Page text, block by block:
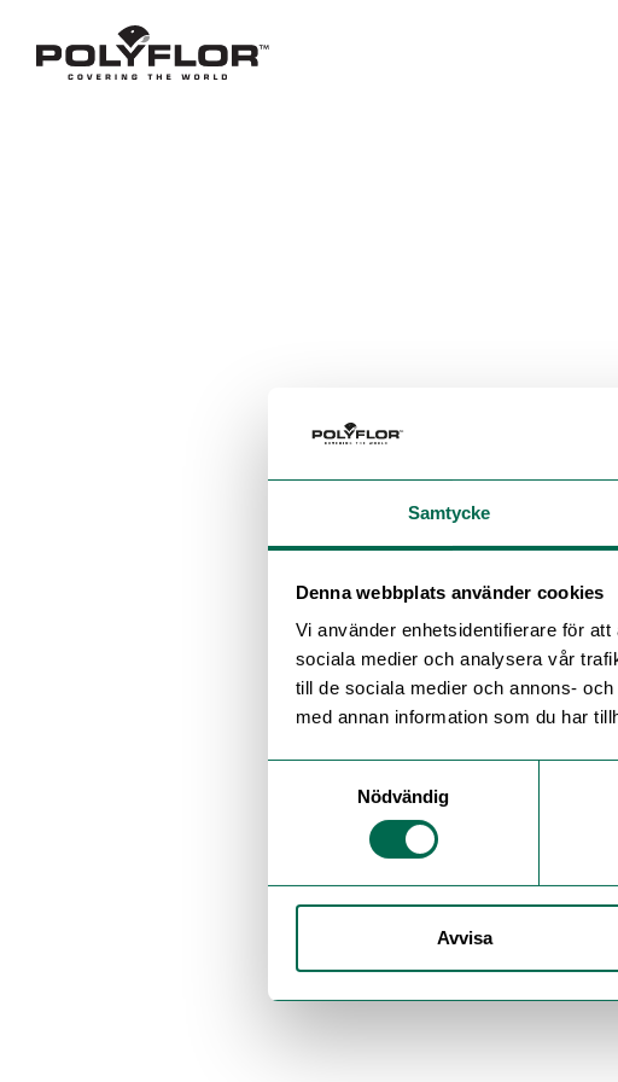
Samtycke
Denna webbplats använder cookies
Vi använder enhetsidentifierare för
sociala medier och analysera vår
till de sociala medier och annons-
med annan information som du har
Nödvändig
Avvisa